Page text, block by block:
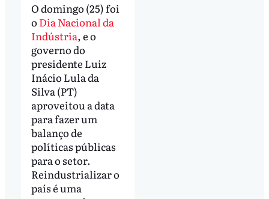
O domingo (25) foi
o Dia Nacional da
Indústria, e o
governo do
presidente Luiz
Inácio Lula da
Silva (PT)
aproveitou a data
para fazer um
balanço de
políticas públicas
para o setor.
Reindustrializar o
país é uma